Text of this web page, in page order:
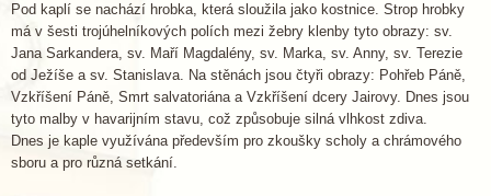
Pod kaplí se nachází hrobka, která sloužila jako kostnice. Strop hrobky
má v šesti trojúhelníkových polích mezi žebry klenby tyto obrazy: sv.
Jana Sarkandera, sv. Maří Magdalény, sv. Marka, sv. Anny, sv. Terezie
od Ježíše a sv. Stanislava. Na stěnách jsou čtyři obrazy: Pohřeb Páně,
Vzkříšení Páně, Smrt salvatoriána a Vzkříšení dcery Jairovy. Dnes jsou
tyto malby v havarijním stavu, což způsobuje silná vlhkost zdiva.
Dnes je kaple využívána především pro zkoušky scholy a chrámového
sboru a pro různá setkání.